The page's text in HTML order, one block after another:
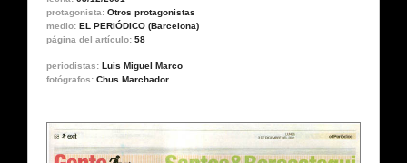
protagonista: Otros protagonistas
medio: EL PERIÓDICO (Barcelona)
página del artículo: 58
periodistas: Luis Miguel Marco
fotógrafos: Chus Marchador